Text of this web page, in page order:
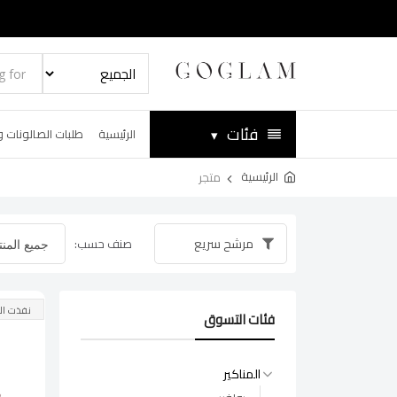
فئات ▾ الرئيسية طلبات الصالونات
الرئيسية متجر
مرشح سريع صنف حسب:
نفذت فئات التسوق
المناكير